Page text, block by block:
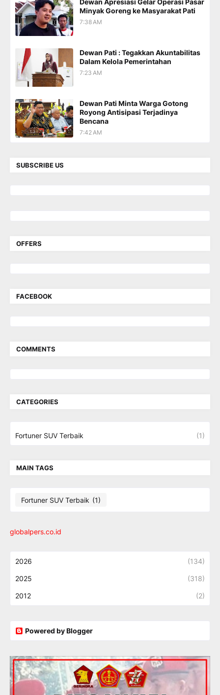
Dewan Apresiasi Gelar Operasi Pasar
Minyak Goreng ke Masyarakat Pati
7:38 AM
Dewan Pati : Tegakkan Akuntabilitas
Dalam Kelola Pemerintahan
7:23 AM
Dewan Pati Minta Warga Gotong
Royong Antisipasi Terjadinya
Bencana
7:42 AM
SUBSCRIBE US
OFFERS
FACEBOOK
COMMENTS
CATEGORIES
Fortuner SUV Terbaik (1)
MAIN TAGS
Fortuner SUV Terbaik (1)
globalpers.co.id
2026 (134)
2025 (318)
2012 (2)
Powered by Blogger